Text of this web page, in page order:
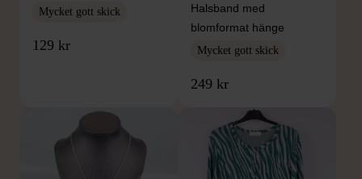
Mycket gott skick
129 kr
Halsband med
blomformat hänge
Mycket gott skick
249 kr